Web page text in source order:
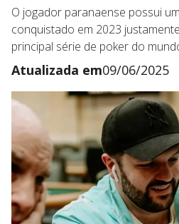
O jogador paranaense possui
conquistado em 2023
principal série de poker do
Atualizada em09/06/2025